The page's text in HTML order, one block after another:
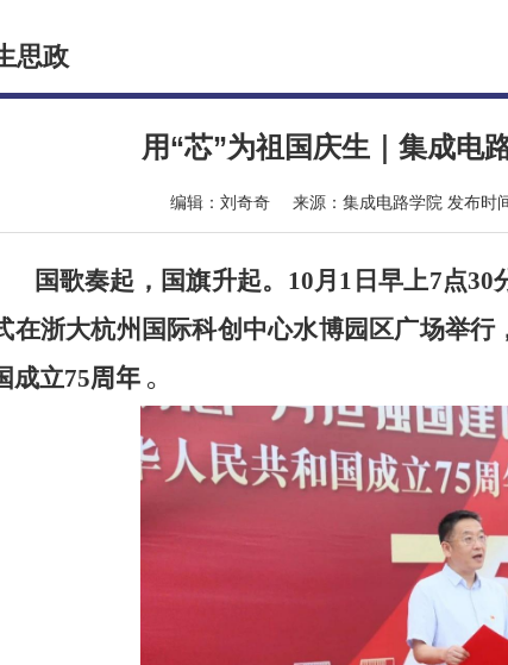
思政
用“芯”为祖国庆生｜集成电
编辑： 刘奇奇 来源： 集成电路学院 发布时
国歌奏起，国旗升起。 10月 1 日早上7点30
在浙大杭州国际科创中心水博园区广场举
成立75周年 。